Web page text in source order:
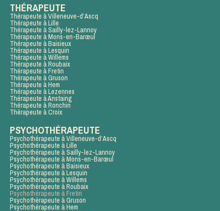
THÉRAPEUTE
Thérapeute à Villeneuve-d’Ascq
Thérapeute à Lille
Thérapeute à Sailly-lez-Lannoy
Thérapeute à Mons-en-Barœul
Thérapeute à Baisieux
Thérapeute à Lesquin
Thérapeute à Willems
Thérapeute à Roubaix
Thérapeute à Fretin
Thérapeute à Gruson
Thérapeute à Hem
Thérapeute à Lezennes
Thérapeute à Anstaing
Thérapeute à Ronchin
Thérapeute à Croix
PSYCHOTHÉRAPEUTE
Psychothérapeute à Villeneuve-d’Ascq
Psychothérapeute à Lille
Psychothérapeute à Sailly-lez-Lannoy
Psychothérapeute à Mons-en-Barœul
Psychothérapeute à Baisieux
Psychothérapeute à Lesquin
Psychothérapeute à Willems
Psychothérapeute à Roubaix
Psychothérapeute à Fretin
Psychothérapeute à Gruson
Psychothérapeute à Hem